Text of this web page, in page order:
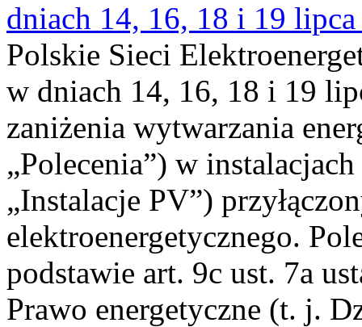
dniach 14, 16, 18 i 19
Polskie Sieci
w dniach 14, 16, 18 i 19
zaniżenia wytwarzania
„Polecenia”) w
„Instalacje PV”)
elektroenergetycznego.
podstawie art. 9c ust. 7a
Prawo energetyczne (t. j.